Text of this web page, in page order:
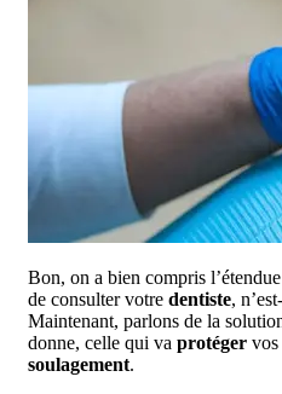
Bon, on a bien compris
de consulter votre dentiste,
Maintenant, parlons de la
donne, celle qui va protéger vos
soulagement.